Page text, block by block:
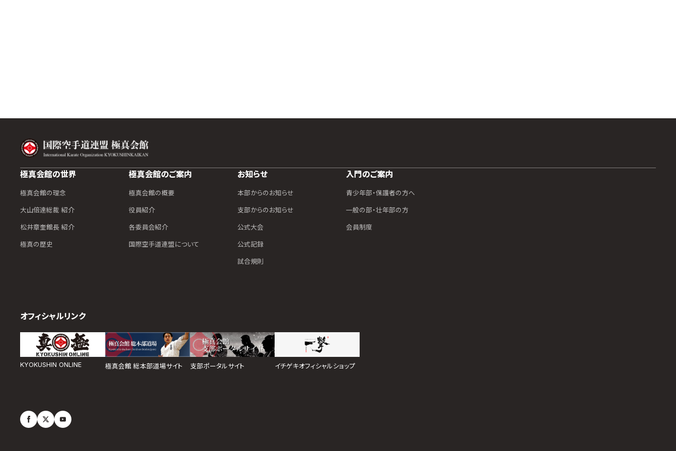
極真会館の世界
極真会館の理念
大山倍達総裁 紹介
松井章奎館長 紹介
極真の歴史
極真会館のご案内
極真会館の概要
役員紹介
各委員会紹介
国際空手道連盟について
お知らせ
本部からのお知らせ
支部からのお知らせ
公式大会
公式記録
試合規則
入門のご案内
青少年部・保護者の方へ
一般の部・壮年部の方
会員制度
オフィシャルリンク
KYOKUSHIN ONLINE 極真会館 総本部道場サイト 支部ポータルサイト イチゲキオフィシャルショップ